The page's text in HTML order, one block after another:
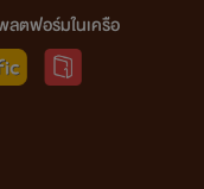
ลตฟอร์มในเครือ